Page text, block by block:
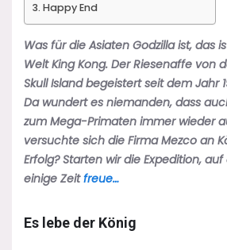
Happy End
Was für die Asiaten Godzilla ist, das
Welt King Kong. Der Riesenaffe von
Skull Island begeistert seit dem Jahr
Da wundert es niemanden, dass
zum Mega-Primaten immer wieder
versuchte sich die Firma Mezco an
Erfolg? Starten wir die Expedition,
einige Zeitfreue…
Es lebe der König